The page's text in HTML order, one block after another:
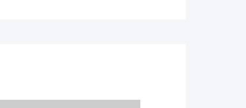
机产生振动，使筛框产生振动。筛框的层数与